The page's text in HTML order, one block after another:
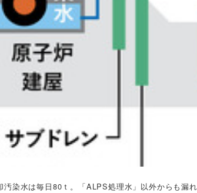
汚染水は毎日80ｔ。「ALPS処理水」以外からも漏